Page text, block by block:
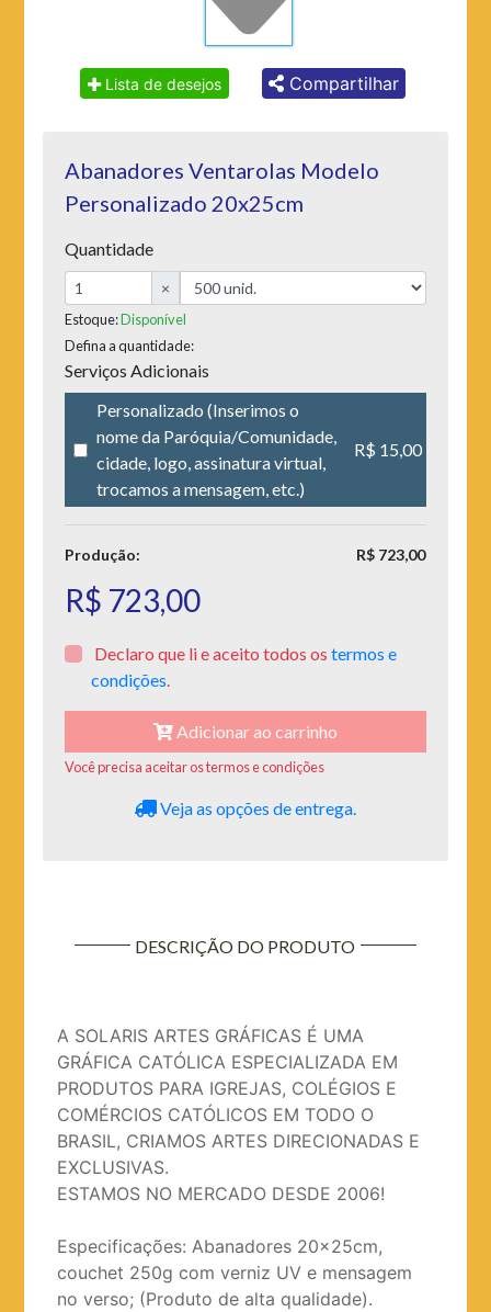
Lista de desejos Compartilhar
Abanadores Ventarolas Modelo
Personalizado 20x25cm
Quantidade
×
Estoque:Disponível
Defina a quantidade:
Serviços Adicionais
Personalizado (Inserimos o
nome da Paróquia/Comunidade,
cidade, logo, assinatura virtual,
trocamos a mensagem, etc.)
R$ 15,00
Produção: R$ 723,00
R$ 723,00
Declaro que li e aceito todos ostermos e
condições.
Adicionar ao carrinho
Você precisa aceitar os termos e condições
Veja as opções de entrega.
DESCRIÇÃO DO PRODUTO
A SOLARIS ARTES GRÁFICAS É UMA
GRÁFICA CATÓLICA ESPECIALIZADA EM
PRODUTOS PARA IGREJAS, COLÉGIOS E
COMÉRCIOS CATÓLICOS EM TODO O
BRASIL, CRIAMOS ARTES DIRECIONADAS E
EXCLUSIVAS.
ESTAMOS NO MERCADO DESDE 2006!
Especificações: Abanadores 20x25cm,
couchet 250g com verniz UV e mensagem
no verso; (Produto de alta qualidade).